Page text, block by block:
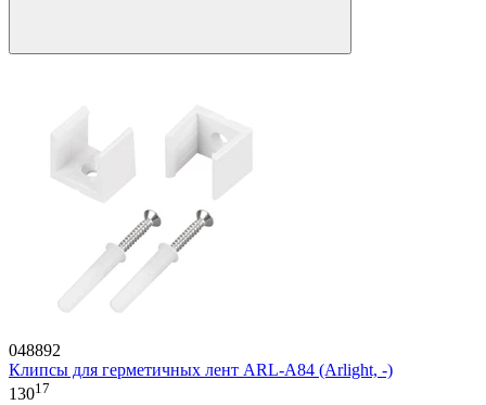
048892
Клипсы для герметичных лент ARL-A84 (Arlight, -)
13017